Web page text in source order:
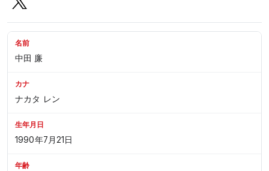
名前
中田 廉
カナ
ナカタ レン
生年月日
1990年7月21日
年齢